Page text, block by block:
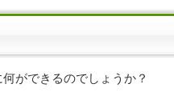
ができるのでしょうか？